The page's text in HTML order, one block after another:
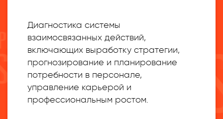
Диагностика системы
взаимосвязанных действий,
включающих выработку стратегии,
прогнозирование и планирование
потребности в персонале,
управление карьерой и
профессиональным ростом.